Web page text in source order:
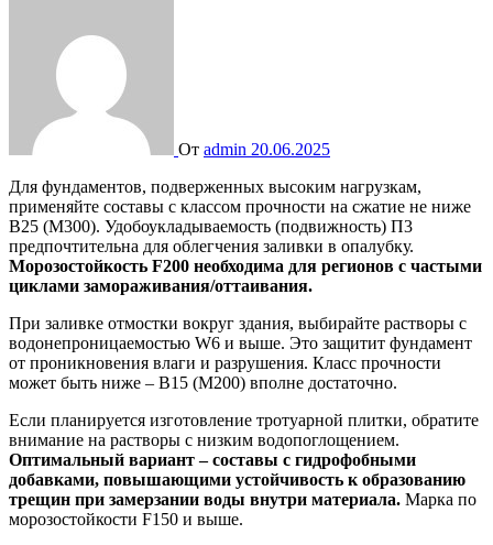
От admin 20.06.2025
Для фундаментов, подверженных высоким нагрузкам,
применяйте составы с классом прочности на сжатие не ниже
B25 (M300). Удобоукладываемость (подвижность) П3
предпочтительна для облегчения заливки в опалубку.
Морозостойкость F200 необходима для регионов с частыми
циклами замораживания/оттаивания.
При заливке отмостки вокруг здания, выбирайте растворы с
водонепроницаемостью W6 и выше. Это защитит фундамент
от проникновения влаги и разрушения. Класс прочности
может быть ниже – B15 (M200) вполне достаточно.
Если планируется изготовление тротуарной плитки, обратите
внимание на растворы с низким водопоглощением.
Оптимальный вариант – составы с гидрофобными
добавками, повышающими устойчивость к образованию
трещин при замерзании воды внутри материала. Марка по
морозостойкости F150 и выше.